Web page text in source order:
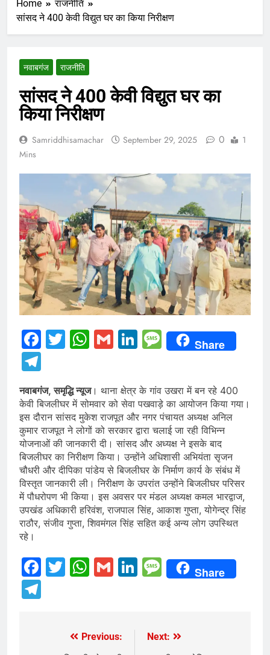
Home
राजनीति
सांसद ने 400 केवी विद्युत घर का किया निरीक्षण
नवाबगंज राजनीति
सांसद ने 400 केवी विद्युत घर का
किया निरीक्षण
Samriddhisamachar September 29, 2025 0
1
Mins
Facebook
Twitter
WhatsApp
GmailLinkedIn
Message
Share
नवाबगंज, समृद्धि न्यूज। थाना क्षेत्र के गांव उखरा में बन रहे 400
केवी बिजलीघर में सोमवार को सेवा पखवाड़े का आयोजन किया गया।
इस दौरान सांसद मुकेश राजपूत और नगर पंचायत अध्यक्ष अनिल
कुमार राजपूत ने लोगों को सरकार द्वारा चलाई जा रही विभिन्न
योजनाओं की जानकारी दी। सांसद और अध्यक्ष ने इसके बाद
बिजलीघर का निरीक्षण किया। उन्होंने अधिशासी अभियंता सृजन
चौधरी और दीपिका पांडेय से बिजलीघर के निर्माण कार्य के संबंध में
विस्तृत जानकारी ली। निरीक्षण के उपरांत उन्होंने बिजलीघर परिसर
में पौधरोपण भी किया। इस अवसर पर मंडल अध्यक्ष कमल भारद्वाज,
उपखंड अधिकारी हरिवंश, राजपाल सिंह, आकाश गुप्ता, योगेन्द्र सिंह
राठौर, संजीव गुप्ता, शिवमंगल सिंह सहित कई अन्य लोग उपस्थित
रहे।
Facebook
Twitter
WhatsApp
GmailLinkedIn
Message
Share
Previous:
Next: